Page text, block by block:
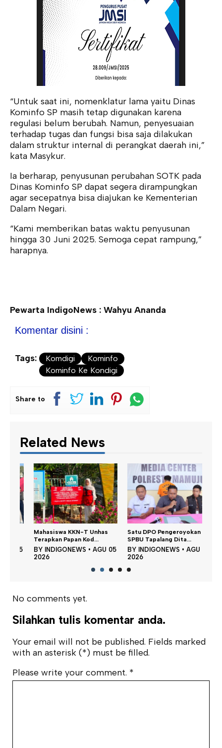
“Untuk saat ini, nomenklatur lama yaitu Dinas
Kominfo SP masih tetap digunakan karena
regulasi belum berubah. Namun, penyesuaian
terhadap tugas dan fungsi bisa saja dilakukan
dalam struktur internal di perangkat daerah ini,”
kata Masykur.
Ia berharap, penyusunan perubahan SOTK pada
Dinas Kominfo SP dapat segera dirampungkan
agar secepatnya bisa diajukan ke Kementerian
Dalam Negari.
“Kami memberikan batas waktu penyusunan
hingga 30 Juni 2025. Semoga cepat rampung,”
harapnya.
Pewarta IndigoNews : Wahyu Ananda
Komentar disini :
Tags: Komdigi
Kominfo
Kominfo Ke Kondigi
Share to
Related News
Mahasiswa KKN-T Unhas
Terapkan Papan Kod...
BY INDIGONEWS •AGU 05
2026
Satu DPO Pengeroyokan
SPBU Tapalang Dita...
BY INDIGONEWS •AGU 05
2026
No comments yet.
Silahkan tulis komentar anda.
Your email will not be published. Fields marked
with an asterisk (*) must be filled.
Please write your comment. *